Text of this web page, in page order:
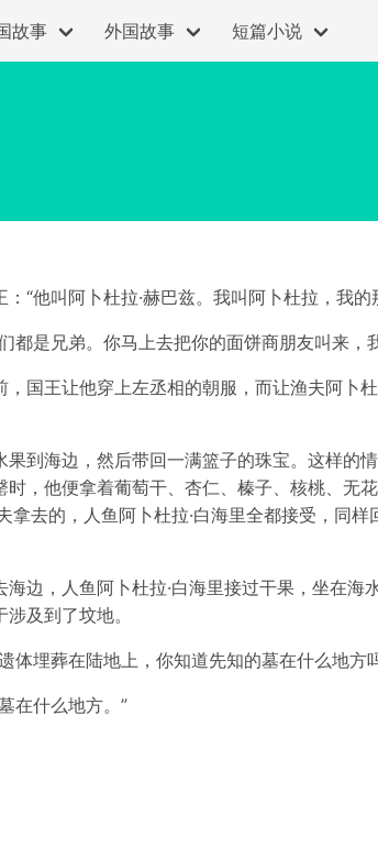
故事 外国故事 短篇小说
“他叫阿卜杜拉·赫巴兹。我叫阿卜杜拉，我
都是兄弟。你马上去把你的面饼商朋友叫来，
国王让他穿上左丞相的朝服，而让渔夫阿卜
到海边，然后带回一满篮子的珠宝。这样的
，他便拿着葡萄干、杏仁、榛子、核桃、无
拿去的，人鱼阿卜杜拉·白海里全都接受，同样
边，人鱼阿卜杜拉·白海里接过干果，坐在海
及到了坟地。
体埋葬在陆地上，你知道先知的墓在什么地方
在什么地方。”